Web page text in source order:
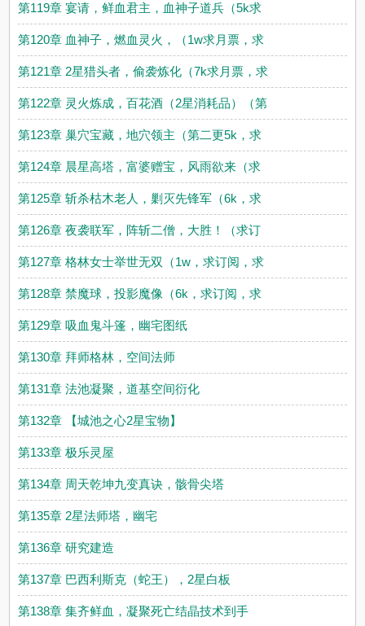
第119章 宴请，鲜血君主，血神子道兵（5k求
第120章 血神子，燃血灵火，（1w求月票，求
第121章 2星猎头者，偷袭炼化（7k求月票，求
第122章 灵火炼成，百花酒（2星消耗品）（第
第123章 巢穴宝藏，地穴领主（第二更5k，求
第124章 晨星高塔，富婆赠宝，风雨欲来（求
第125章 斩杀枯木老人，剿灭先锋军（6k，求
第126章 夜袭联军，阵斩二僧，大胜！（求订
第127章 格林女士举世无双（1w，求订阅，求
第128章 禁魔球，投影魔像（6k，求订阅，求
第129章 吸血鬼斗篷，幽宅图纸
第130章 拜师格林，空间法师
第131章 法池凝聚，道基空间衍化
第132章 【城池之心2星宝物】
第133章 极乐灵屋
第134章 周天乾坤九变真诀，骸骨尖塔
第135章 2星法师塔，幽宅
第136章 研究建造
第137章 巴西利斯克（蛇王），2星白板
第138章 集齐鲜血，凝聚死亡结晶技术到手